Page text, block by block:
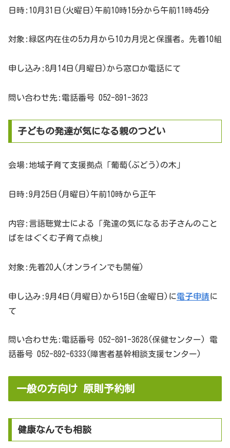
日時:10月31日(火曜日)午前10時15分から午前11時45分
対象:緑区内在住の5カ月から10カ月児と保護者。先着10組
申し込み:8月14日(月曜日)から窓口か電話にて
問い合わせ先:電話番号 052-891-3623
子どもの発達が気になる親のつどい
会場:地域子育て支援拠点「葡萄(ぶどう)の木」
日時:9月25日(月曜日)午前10時から正午
内容:言語聴覚士による「発達の気になるお子さんのこと
ばをはぐくむ子育て点検」
対象:先着20人(オンラインでも開催)
申し込み:9月4日(月曜日)から15日(金曜日)に電子申請に
て
問い合わせ先:電話番号 052-891-3628(保健センター) 電
話番号 052-892-6333(障害者基幹相談支援センター)
一般の方向け 原則予約制
健康なんでも相談